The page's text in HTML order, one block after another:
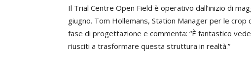
Il Trial Centre Open Field è operativo dall’inizio di
giugno. Tom Hollemans, Station Manager per le
fase di progettazione e commenta: “È fantastico
riusciti a trasformare questa struttura in realtà.”